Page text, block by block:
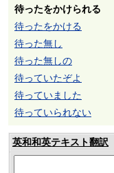
待ったをかけられる
待ったをかける
待った無し
待った無しの
待っていたぞよ
待っていました
待っていられない
英和和英テキスト翻訳